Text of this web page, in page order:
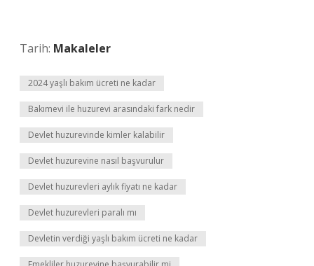
Tarih: Makaleler
2024 yaşlı bakım ücreti ne kadar
Bakımevi ile huzurevi arasındaki fark nedir
Devlet huzurevinde kimler kalabilir
Devlet huzurevine nasıl başvurulur
Devlet huzurevleri aylık fiyatı ne kadar
Devlet huzurevleri paralı mı
Devletin verdiği yaşlı bakım ücreti ne kadar